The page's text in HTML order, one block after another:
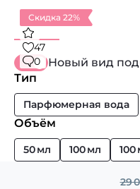
Скидка 22%
47
0
Новый вид
Тип
Парфюмерная вода
Объём
50 мл 100 мл 100
29